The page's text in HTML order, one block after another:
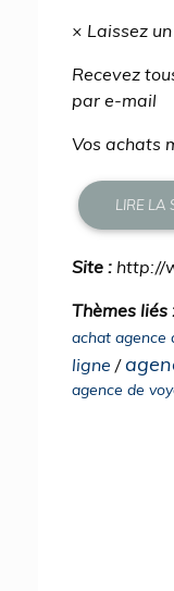
× Laissez
Recevez
par e-mail
Vos achats
LIRE LA
Site : http://
Thèmes liés
achat agence
ligne /
agence de